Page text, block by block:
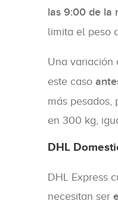
las 9:00 de la
limita el peso
Una variación
este caso
más
en 300 kg,
DHL
DHL Express
necesitan ser